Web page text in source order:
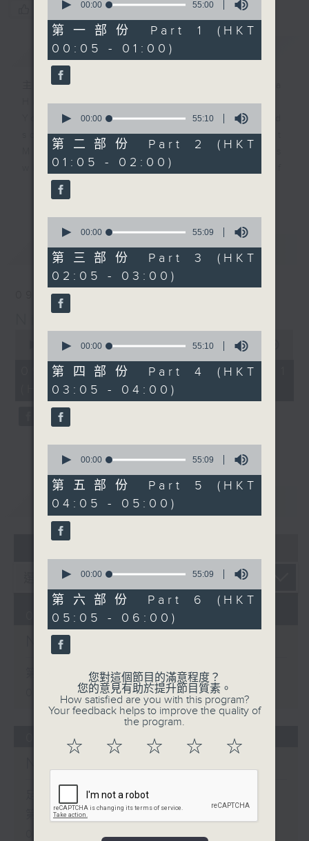
您喜歡這個節目嗎?
簡介 GIST
主持人：Host: Rachel Lai, Nicola
Hall, Jonathan Douglas
You will find many soft pieces and
some Chinese works in Night
Music. Friday and Saturday nights
will begin with two hours of
enjoyable jazz music.
When you are alone and sleepless,
please remember good music is
always there on Radio 4.
「長夜細聽」節目當然少不了氣質優雅的作
品，每晚亦會精選一些中國音樂送上。週五和
如果哪天你不能入睡，別忘了第四台這裡總有
值得細聽的音樂。
最新 LATEST
09/08/2026
Night Music 長夜細聽
seconds
minutes,
seconds
00:00 55:00
09/08/2026 - 第一部份 Part 1
(HKT 00:05 - 01:00)
重溫 CATCHUP
09/08/2026
Night Music 長夜細聽
第一部份 Part 1 (HKT 00:05 -
01:00)
08/08/2026
足本 Full (HKT 00:05 - 06:00)
第一部份 Part 1 (HKT 00:05 -
seconds
55
minutes,
0
seconds
00:00 55:00
第一部份 Part 1 (HKT
00:05 - 01:00)
seconds
55
minutes,
10
seconds
00:00 55:10
第二部份 Part 2 (HKT
01:05 - 02:00)
seconds
55
minutes,
9
seconds
00:00 55:09
第三部份 Part 3 (HKT
02:05 - 03:00)
seconds
55
minutes,
10
seconds
00:00 55:10
第四部份 Part 4 (HKT
03:05 - 04:00)
seconds
55
minutes,
9
seconds
00:00 55:09
第五部份 Part 5 (HKT
04:05 - 05:00)
seconds
55
minutes,
9
seconds
00:00 55:09
第六部份 Part 6 (HKT
05:05 - 06:00)
您對這個節目的滿意程度？
您的意見有助於提升節目質素。
How satisfied are you with this program?
Your feedback helps to improve the quality of
the program.
☆ ☆ ☆ ☆ ☆